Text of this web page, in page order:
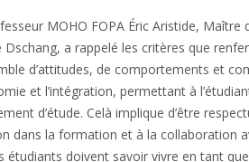
MOHO FOPA Éric Aristide, Maître
Dschang, a rappelé les critères que
d’attitudes, de comportements et
et l’intégration, permettant à
d’étude. Celà implique d’être
dans la formation et à la collaboration
étudiants doivent savoir vivre en tant